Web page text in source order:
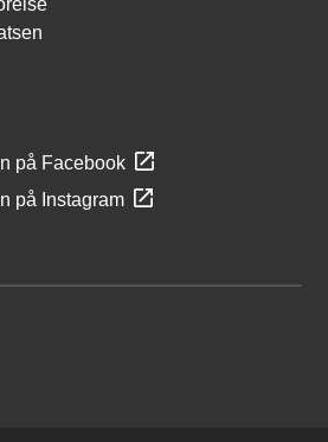
på Facebook
på Instagram